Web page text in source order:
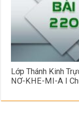
Lớp Thánh Kinh
NƠ-KHE-MI-A I